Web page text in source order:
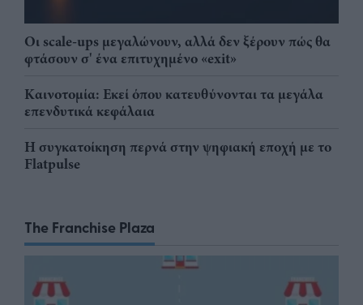
Οι scale-ups μεγαλώνουν, αλλά δεν ξέρουν πώς θα
φτάσουν σ' ένα επιτυχημένο «exit»
Καινοτομία: Εκεί όπου κατευθύνονται τα μεγάλα
επενδυτικά κεφάλαια
Η συγκατοίκηση περνά στην ψηφιακή εποχή με το
Flatpulse
The Franchise Plaza